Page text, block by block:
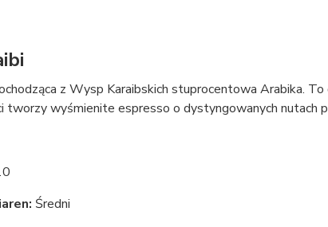
z Wysp Karaibskich stuprocentowa Arabika. To
tworzy wyśmienite espresso o dystyngowanych nutach
Średni